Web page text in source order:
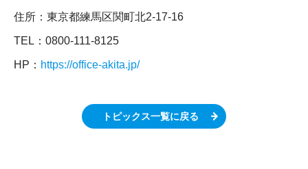
住所：東京都練馬区関町北2-17-16
TEL：0800-111-8125
HP： https://office-akita.jp/
トピックス一覧に戻る